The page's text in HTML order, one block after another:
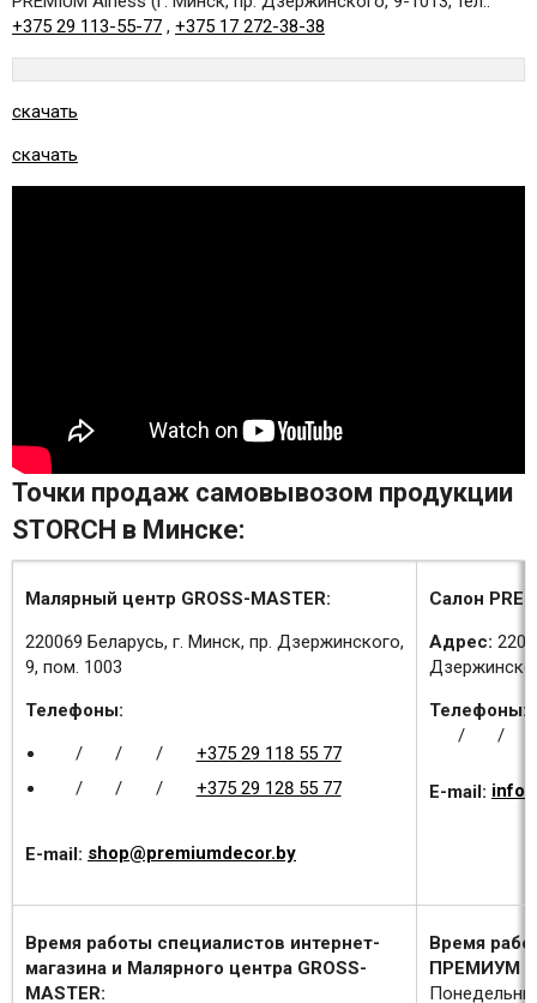
+375 29 113-55-77 , +375 17 272-38-38
скачать
скачать
Точки продаж самовывозом продукции
STORCH в Минске:
Малярный центр GROSS-MASTER:
220069 Беларусь, г. Минск, пр. Дзержинского,
9, пом. 1003
Телефоны:
/
/ /
+375 29 118 55 77
/
/ / +375 29 128 55 77
E-mail: shop@premiumdecor.by
Салон
Адрес:
Телефоны:
/
/
E-mail:
Время работы специалистов интернет-
магазина и Малярного центра GROSS-
MASTER:
Время
ПРЕМИУМ